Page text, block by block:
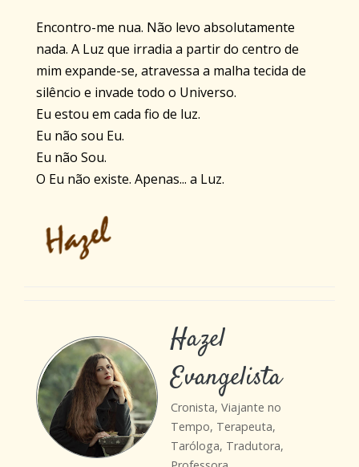
Encontro-me nua. Não levo absolutamente
nada. A Luz que irradia a partir do centro de
mim expande-se, atravessa a malha tecida de
silêncio e invade todo o Universo.
Eu estou em cada fio de luz.
Eu não sou Eu.
Eu não Sou.
O Eu não existe. Apenas... a Luz.
Hazel
Evangelista
Cronista, Viajante no
Tempo, Terapeuta,
Taróloga, Tradutora,